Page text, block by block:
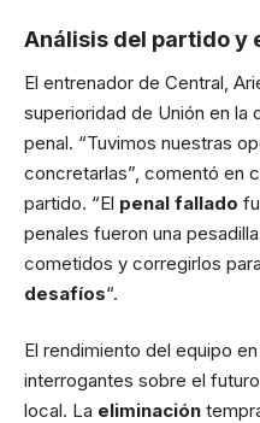
Análisis del partido y
El entrenador de Central,
superioridad de Unión en la
penal. “Tuvimos nuestras
concretarlas”, comentó en
partido. “El penal fallado
penales fueron una
cometidos y corregirlos
desafíos“.
El rendimiento del equipo en
interrogantes sobre el
local. La eliminación